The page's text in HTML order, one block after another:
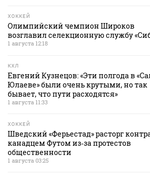
ХОККЕЙ
Олимпийский чемпион Широков
возглавил селекционную службу
1 августа 12:18
КХЛ
Евгений Кузнецов: «Эти полгода в
Юлаеве» были очень крутыми, но так
бывает, что пути расходятся»
1 августа 11:33
ХОККЕЙ
Шведский «Ферьестад» расторг
канадцем Футом из‑за протестов
общественности
1 августа 03:25